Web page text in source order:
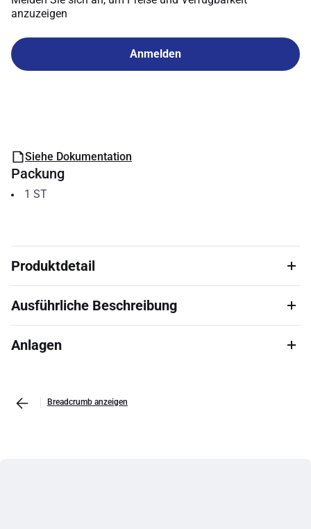
anzuzeigen
Anmelden
Siehe Dokumentation
Packung
1 ST
Produktdetail
Ausführliche Beschreibung
Anlagen
Breadcrumb anzeigen